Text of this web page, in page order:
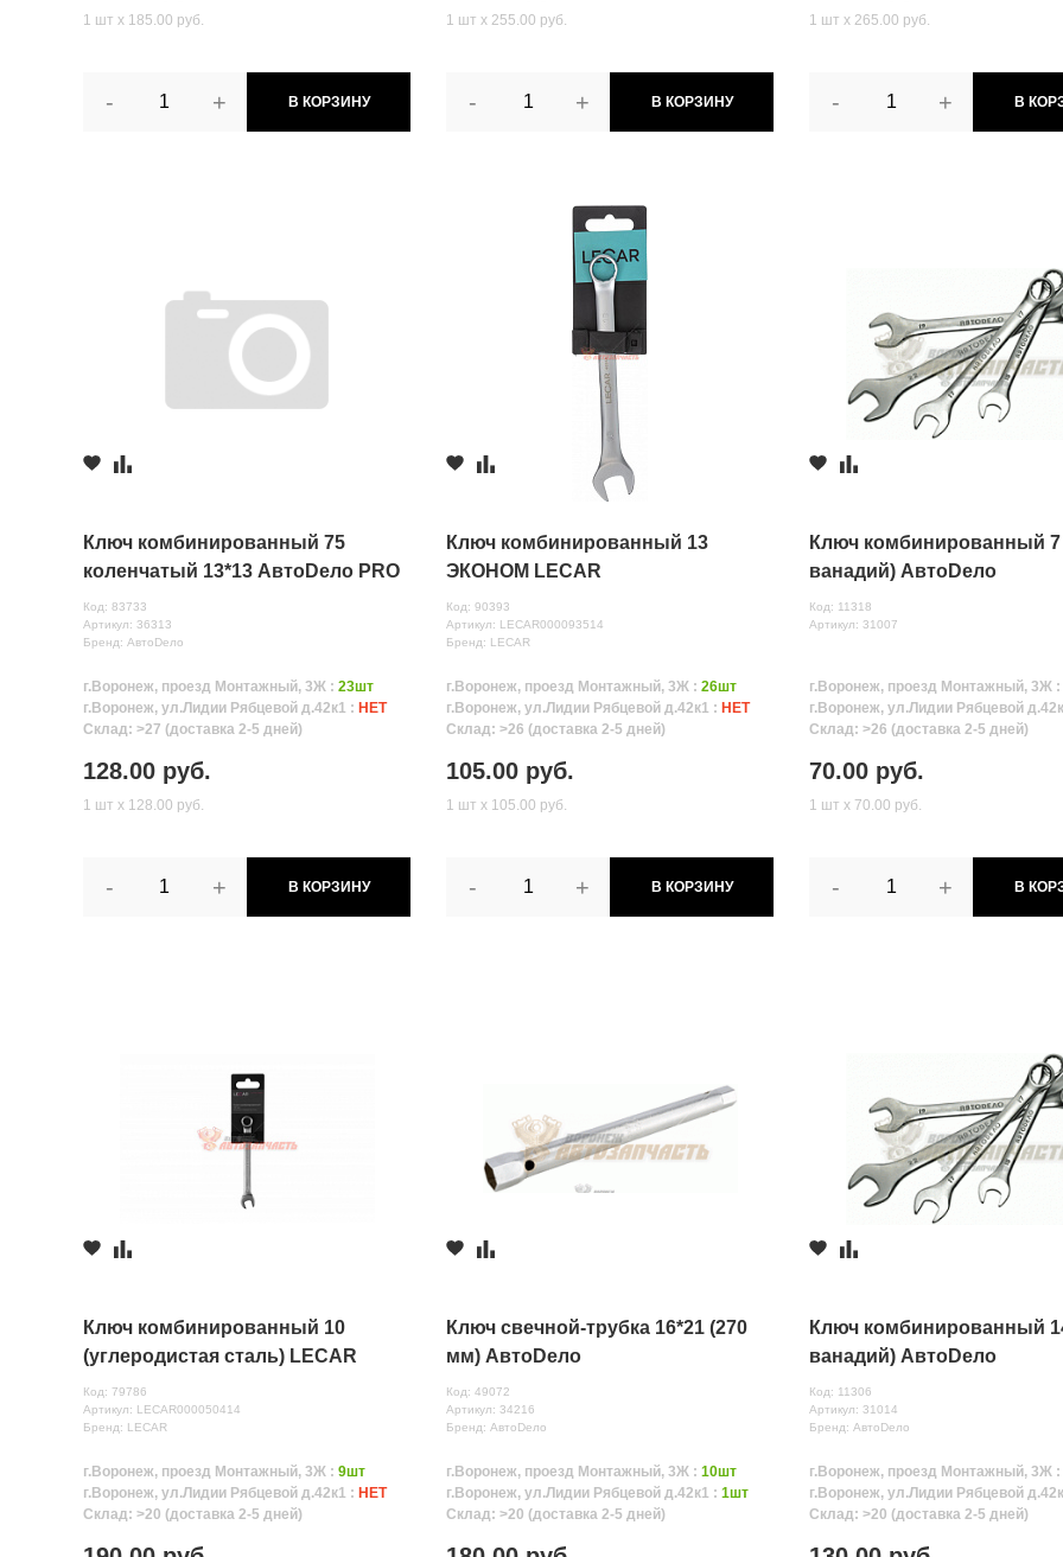
1 шт х 185.00 руб.
- + В КОРЗИНУ
1 шт х 255.00 руб.
- + В КОРЗИНУ
1 шт х 265.00 руб.
- + В
Ключ комбинированный 75
коленчатый 13*13 АвтоDело PRO
Код: 83733
Артикул: 36313
Бренд: АвтоDело
г.Воронеж, проезд Монтажный, 3Ж : 23шт
г.Воронеж, ул.Лидии Рябцевой д.42к1 : НЕТ
Склад: >27 (доставка 2-5 дней)
128.00 руб.
1 шт х 128.00 руб.
- + В КОРЗИНУ
Ключ комбинированный 13
ЭКОНОМ LECAR
Код: 90393
Артикул: LECAR000093514
Бренд: LECAR
г.Воронеж, проезд Монтажный, 3Ж :26шт
г.Воронеж, ул.Лидии Рябцевой д.42к1 : НЕТ
Склад: >26 (доставка 2-5 дней)
105.00 руб.
1 шт х 105.00 руб.
- + В КОРЗИНУ
Ключ комбинированный
ванадий) АвтоDело
Код: 11318
Артикул: 31007
г.Воронеж, проезд Монтажный, 3Ж
г.Воронеж, ул.Лидии Рябцевой
Склад: >26 (доставка 2-5 дней)
70.00 руб.
1 шт х 70.00 руб.
- + В
Ключ комбинированный 10
(углеродистая сталь) LECAR
Код: 79786
Артикул: LECAR000050414
Бренд: LECAR
г.Воронеж, проезд Монтажный, 3Ж : 9шт
г.Воронеж, ул.Лидии Рябцевой д.42к1 : НЕТ
Склад: >20 (доставка 2-5 дней)
Ключ свечной-трубка 16*21 (270
мм) АвтоDело
Код: 49072
Артикул: 34216
Бренд: АвтоDело
г.Воронеж, проезд Монтажный, 3Ж :10шт
г.Воронеж, ул.Лидии Рябцевой д.42к1 :1шт
Склад: >20 (доставка 2-5 дней)
Ключ комбинированный
ванадий) АвтоDело
Код: 11306
Артикул: 31014
Бренд: АвтоDело
г.Воронеж, проезд Монтажный, 3Ж
г.Воронеж, ул.Лидии Рябцевой
Склад: >20 (доставка 2-5 дней)